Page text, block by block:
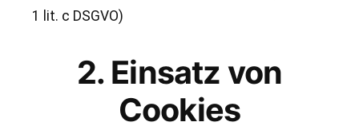
1 lit. c DSGVO)
2. Einsatz von
Cookies